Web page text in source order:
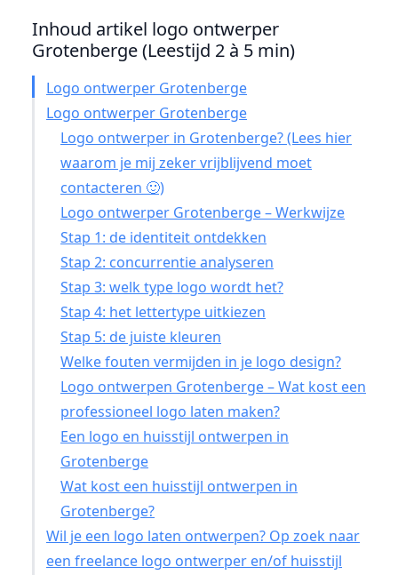
Inhoud artikel logo ontwerper
Grotenberge (Leestijd 2 à 5 min)
Logo ontwerper Grotenberge
Logo ontwerper Grotenberge
Logo ontwerper in Grotenberge? (Lees hier
waarom je mij zeker vrijblijvend moet
contacteren 🙂)
Logo ontwerper Grotenberge – Werkwijze
Stap 1: de identiteit ontdekken
Stap 2: concurrentie analyseren
Stap 3: welk type logo wordt het?
Stap 4: het lettertype uitkiezen
Stap 5: de juiste kleuren
Welke fouten vermijden in je logo design?
Logo ontwerpen Grotenberge – Wat kost een
professioneel logo laten maken?
Een logo en huisstijl ontwerpen in
Grotenberge
Wat kost een huisstijl ontwerpen in
Grotenberge?
Wil je een logo laten ontwerpen? Op zoek naar
een freelance logo ontwerper en/of huisstijl